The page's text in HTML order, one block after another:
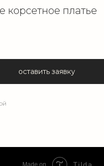
корсетное платье
оставить заявку
Made on